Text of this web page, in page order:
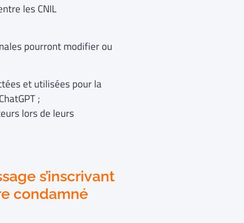
les CNIL
pourront modifier ou
et utilisées pour la
;
lors de leurs
s’inscrivant
condamné